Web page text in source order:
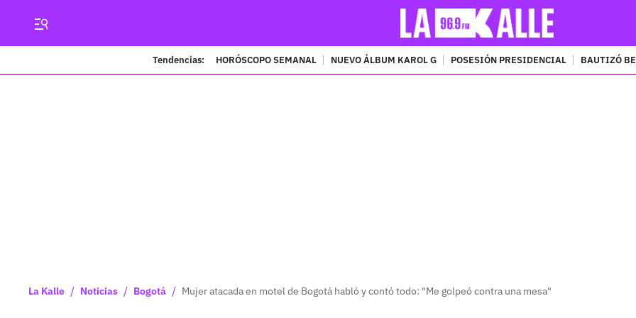
Tendencias: HORÓSCOPO SEMANAL NUEVO ÁLBUM KAROL G POSESIÓN PRESIDENCIAL BAUTIZÓ
La Kalle / Noticias / Bogotá / Mujer atacada en motel de Bogotá habló y contó todo: "Me golpeó contra una mesa"